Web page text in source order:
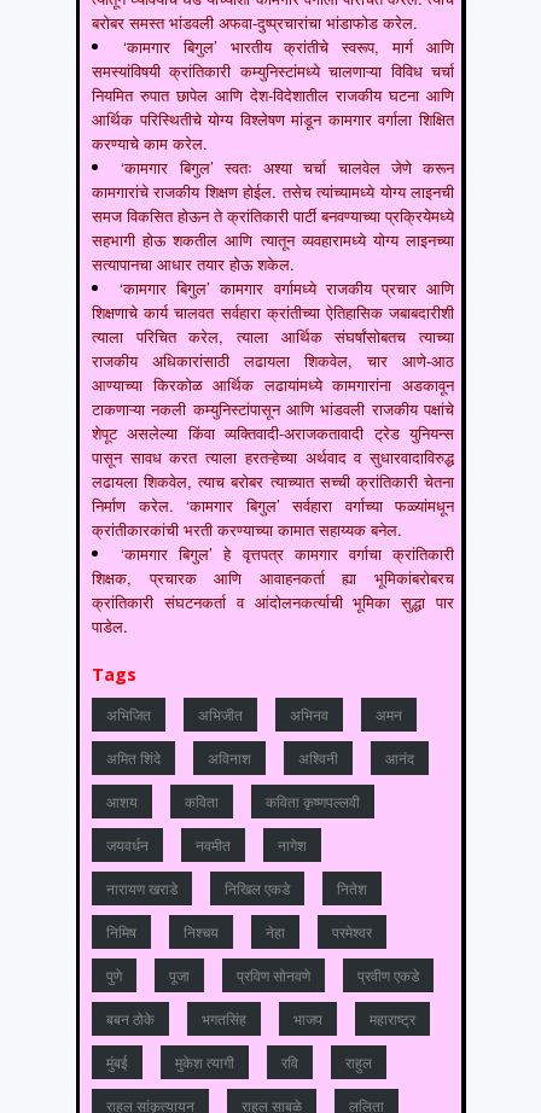
बरोबर समस्त भांडवली अफवा-दुष्प्रचारांचा भांडाफोड करेल.
‘कामगार बिगुल’ भारतीय क्रांतीचे स्वरूप, मार्ग आणि
समस्यांविषयी क्रांतिकारी कम्युनिस्टांमध्ये चालणाऱ्या विविध चर्चा
नियमित रुपात छापेल आणि देश-विदेशातील राजकीय घटना आणि
आर्थिक परिस्थितीचे योग्य विश्लेषण मांडून कामगार वर्गाला शिक्षित
करण्याचे काम करेल.
‘कामगार बिगुल’ स्वतः अश्या चर्चा चालवेल जेणे करून
कामगारांचे राजकीय शिक्षण होईल. तसेच त्यांच्यामध्ये योग्य लाइनची
समज विकसित होऊन ते क्रांतिकारी पार्टी बनवण्याच्या प्रक्रियेमध्ये
सहभागी होऊ शकतील आणि त्यातून व्यवहारामध्ये योग्य लाइनच्या
सत्यापानचा आधार तयार होऊ शकेल.
‘कामगार बिगुल’ कामगार वर्गामध्ये राजकीय प्रचार आणि
शिक्षणाचे कार्य चालवत सर्वहारा क्रांतीच्या ऐतिहासिक जबाबदारीशी
त्याला परिचित करेल, त्याला आर्थिक संघर्षांसोबतच त्याच्या
राजकीय अधिकारांसाठी लढायला शिकवेल, चार आणे-आठ
आण्याच्या किरकोळ आर्थिक लढायांमध्ये कामगारांना अडकावून
टाकणाऱ्या नकली कम्युनिस्टांपासून आणि भांडवली राजकीय पक्षांचे
शेपूट असलेल्या किंवा व्यक्तिवादी-अराजकतावादी ट्रेड युनियन्स
पासून सावध करत त्याला हरतऱ्हेच्या अर्थवाद व सुधारवादाविरुद्ध
लढायला शिकवेल, त्याच बरोबर त्याच्यात सच्ची क्रांतिकारी चेतना
निर्माण करेल. ‘कामगार बिगुल’ सर्वहारा वर्गाच्या फळ्यांमधून
क्रांतीकारकांची भरती करण्याच्या कामात सहाय्यक बनेल.
‘कामगार बिगुल’ हे वृत्तपत्र कामगार वर्गाचा क्रांतिकारी
शिक्षक, प्रचारक आणि आवाहनकर्ता ह्या भूमिकांबरोबरच
क्रांतिकारी संघटनकर्ता व आंदोलनकर्त्याची भूमिका सुद्धा पार
पाडेल.
Tags
अभिजित अभिजीत अभिनव अमन
अमित शिंदे अविनाश अश्विनी आनंद
आशय कविता कविता कृष्णपल्लवी
जयवर्धन नवमीत नागेश
नारायण खराडे निखिल एकडे नितेश
निमिष निश्चय नेहा परमेश्वर
पुणे पूजा प्रविण सोनवणे प्रवीण एकडे
बबन ठोके भगतसिंह भाजप महाराष्‍ट्र
मुंबई मुकेश त्‍यागी रवि राहुल
राहुल सांकृत्यायन राहुल साबळे ललिता